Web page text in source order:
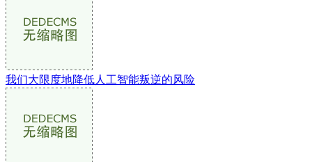
我们大限度地降低人工智能叛逆的风险